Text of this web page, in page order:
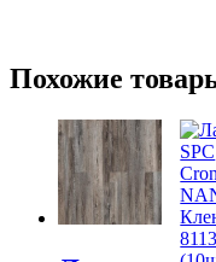
Похожие